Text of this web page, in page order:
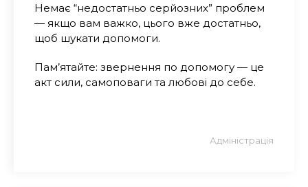
Немає “недостатньо серйозних” проблем
— якщо вам важко, цього вже достатньо,
щоб шукати допомоги.
Пам’ятайте: звернення по допомогу — це
акт сили, самоповаги та любові до себе.
Адміністрація